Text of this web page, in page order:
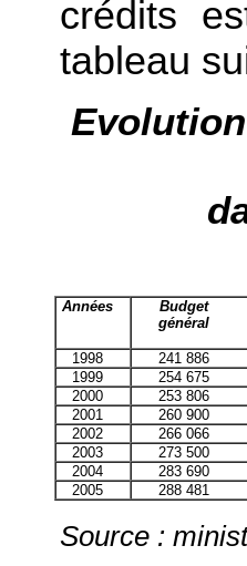
crédits
tableau
Années
Budget
général
1998 241 886
1999
254 675
2000
253 806
2001
260 900
2002
266 066
2003
273 500
2004
283 690
2005
288 481
Source :